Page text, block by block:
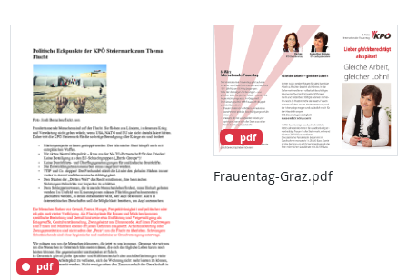
pdf
pdf
Frauentag-Graz.pdf